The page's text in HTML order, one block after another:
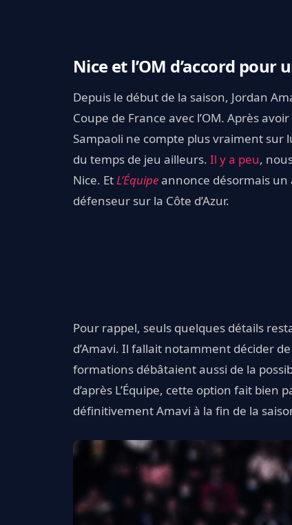
Nice et l’OM d’accord pour
Depuis le début de la saison, Jordan
Coupe de France avec l’OM. Après
Sampaoli ne compte plus vraiment sur
du temps de jeu ailleurs. Il y a peu,
Nice. EtL’Équipeannonce désormais un
défenseur sur la Côte d’Azur.
Pour rappel, seuls quelques détails
d’Amavi. Il fallait notamment décider
formations débâtaient aussi de la
d’après L’Équipe, cette option fait
définitivement Amavi à la fin de la